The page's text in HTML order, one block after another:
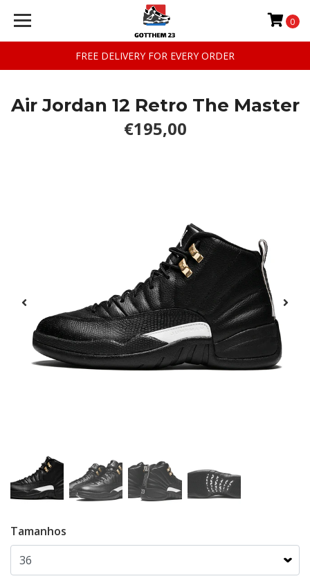
FREE DELIVERY FOR EVERY ORDER
0
Air Jordan 12 Retro The Master
€195,00
Tamanhos